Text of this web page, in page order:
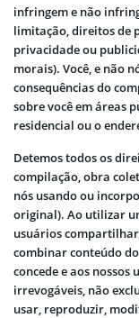
infringem e não
limitação, direitos de
privacidade ou
morais). Você, e não
consequências do
sobre você em áreas
residencial ou o
Detemos todos os
compilação, obra
nós usando ou
original). Ao utilizar
usuários
combinar conteúdo
concede e aos
irrevogáveis, não
usar, reproduzir,